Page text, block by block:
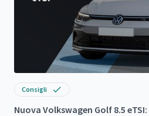
Consigli
Nuova Volkswagen Golf 8.5